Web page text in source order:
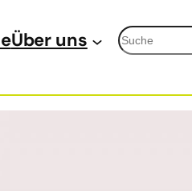
Über uns Suchen